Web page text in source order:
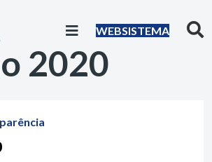
WEBSISTEMA
2020